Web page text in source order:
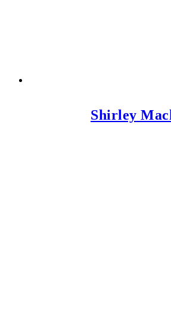
Shirley